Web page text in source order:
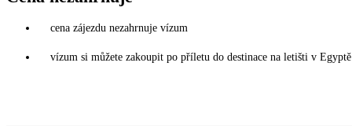
cena zájezdu nezahrnuje vízum
vízum si můžete zakoupit po příletu do destinace na letišti v